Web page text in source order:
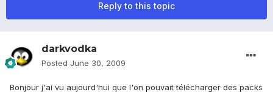
Reply to this topic
darkvodka
Posted June 30, 2009
Bonjour j'ai vu aujourd'hui que l'on pouvait télécharger des packs